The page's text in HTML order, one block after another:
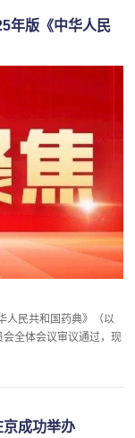
年版《中华人民
人民共和国药典》（以
全体会议审议通过，现
成功举办